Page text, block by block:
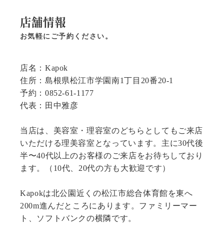
店舗情報
お気軽にご予約ください。
店名：Kapok
住所：島根県松江市学園南1丁目20番20-1
予約：0852-61-1177
代表：田中雅彦
当店は、美容室・理容室のどちらとしてもご来店
いただける理美容室となっています。主に30代後
半〜40代以上のお客様のご来店をお待ちしており
ます。（10代、20代の方も大歓迎です）
Kapokは北公園近くの松江市総合体育館を東へ
200m進んだところにあります。ファミリーマー
ト、ソフトバンクの横隣です。